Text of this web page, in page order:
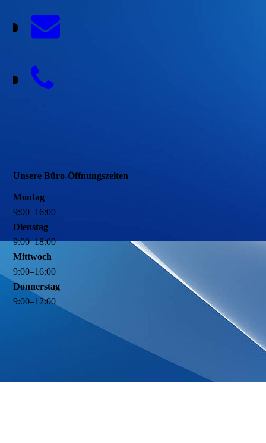
Unsere Büro-Öffnungszeiten
Montag
9:00–16:00
Dienstag
9:00–18:00
Mittwoch
9:00–16:00
Donnerstag
9:00–12:00